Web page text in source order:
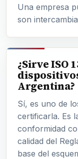
Una empresa
son
¿Sirve ISO
Argentina?
Sí, es uno de
certificarla. Es
conformidad
calidad del
base del